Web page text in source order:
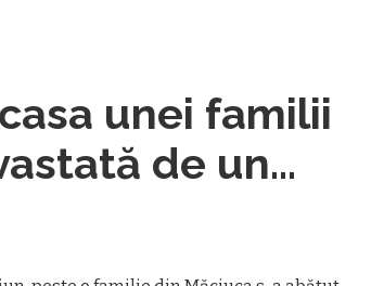
unei familii
de un